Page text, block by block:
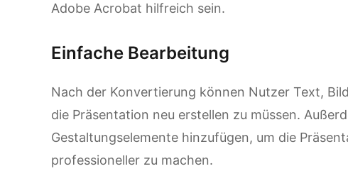
Adobe Acrobat hilfreich sein.
Einfache Bearbeitung
Nach der Konvertierung können Nutzer Text,
die Präsentation neu erstellen zu müssen.
Gestaltungselemente hinzufügen, um die
professioneller zu machen.